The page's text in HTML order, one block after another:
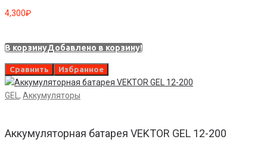
4,300₽
В корзинуДобавлено в корзину!
Сравнить Избранное
GEL , Аккумуляторы
Аккумуляторная батарея VEKTOR GEL 12-200